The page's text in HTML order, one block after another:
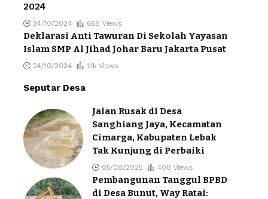
2024
24/10/2024 668 Views
Deklarasi Anti Tawuran Di Sekolah Yayasan
Islam SMP Al Jihad Johar Baru Jakarta Pusat
24/10/2024 1.1k Views
Seputar Desa
Jalan Rusak di Desa
Sanghiang Jaya, Kecamatan
Cimarga, Kabupaten Lebak
Tak Kunjung di Perbaiki
05/08/2025 408 Views
Pembangunan Tanggul BPBD
di Desa Bunut, Way Ratai: